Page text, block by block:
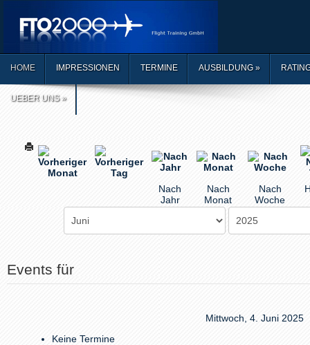
HOME IMPRESSIONEN TERMINE AUSBILDUNG»
UEBER UNS»
Nach
Jahr
Nach
Monat
Nach
Woche
Events für
Mittwoch, 4. Juni 2025
Keine Termine